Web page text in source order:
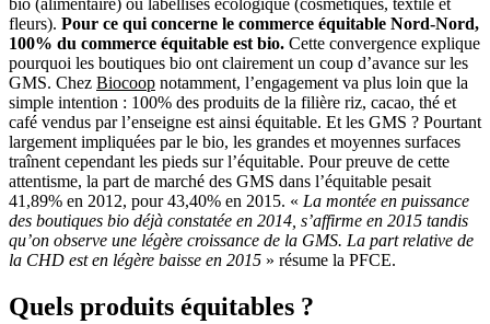
bio (alimentaire) ou labellisés écologique (cosmétiques, textile et
fleurs). Pour ce qui concerne le commerce équitable Nord-Nord,
100% du commerce équitable est bio. Cette convergence explique
pourquoi les boutiques bio ont clairement un coup d’avance sur les
GMS. Chez Biocoop notamment, l’engagement va plus loin que la
simple intention : 100% des produits de la filière riz, cacao, thé et
café vendus par l’enseigne est ainsi équitable. Et les GMS ? Pourtant
largement impliquées par le bio, les grandes et moyennes surfaces
traînent cependant les pieds sur l’équitable. Pour preuve de cette
attentisme, la part de marché des GMS dans l’équitable pesait
41,89% en 2012, pour 43,40% en 2015. « La montée en puissance
des boutiques bio déjà constatée en 2014, s’affirme en 2015 tandis
qu’on observe une légère croissance de la GMS. La part relative de
la CHD est en légère baisse en 2015 » résume la PFCE.
Quels produits équitables ?